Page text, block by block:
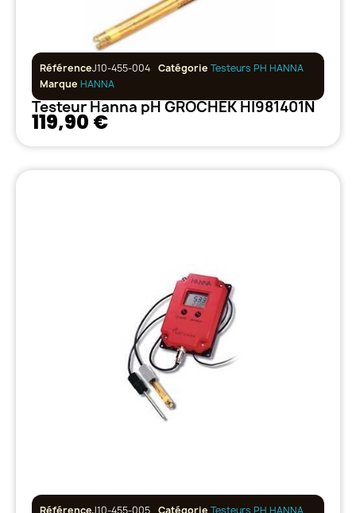
RéférenceJ10-455-004 Catégorie Testeurs PH HANNA
Marque HANNA
Testeur Hanna pH GROCHEK HI981401N
119,90 €
RéférenceJ10-455-005 Catégorie Testeurs PH HANNA